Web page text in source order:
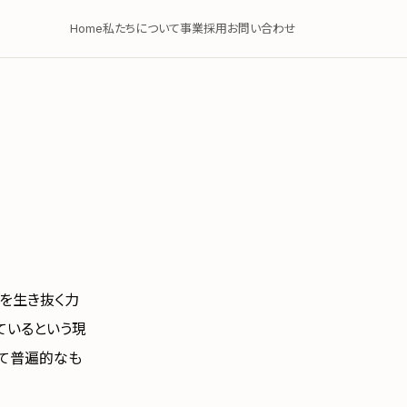
Home私たちについて事業採用お問い合わせ
生き抜く力
るという現
普遍的なも